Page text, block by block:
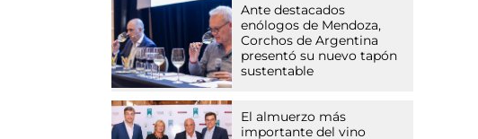
Ante destacados
enólogos de Mendoza,
Corchos de Argentina
presentó su nuevo tapón
sustentable
El almuerzo más
importante del vino